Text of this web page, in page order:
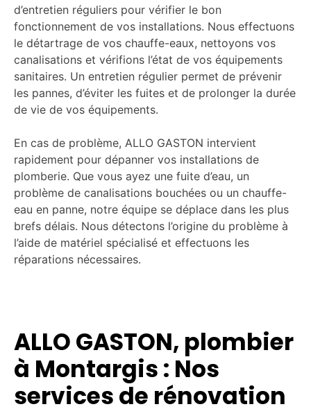
d’entretien réguliers pour vérifier le bon
fonctionnement de vos installations. Nous effectuons
le détartrage de vos chauffe-eaux, nettoyons vos
canalisations et vérifions l’état de vos équipements
sanitaires. Un entretien régulier permet de prévenir
les pannes, d’éviter les fuites et de prolonger la durée
de vie de vos équipements.
En cas de problème, ALLO GASTON intervient
rapidement pour dépanner vos installations de
plomberie. Que vous ayez une fuite d’eau, un
problème de canalisations bouchées ou un chauffe-
eau en panne, notre équipe se déplace dans les plus
brefs délais. Nous détectons l’origine du problème à
l’aide de matériel spécialisé et effectuons les
réparations nécessaires.
ALLO GASTON, plombier
à Montargis : Nos
services de rénovation